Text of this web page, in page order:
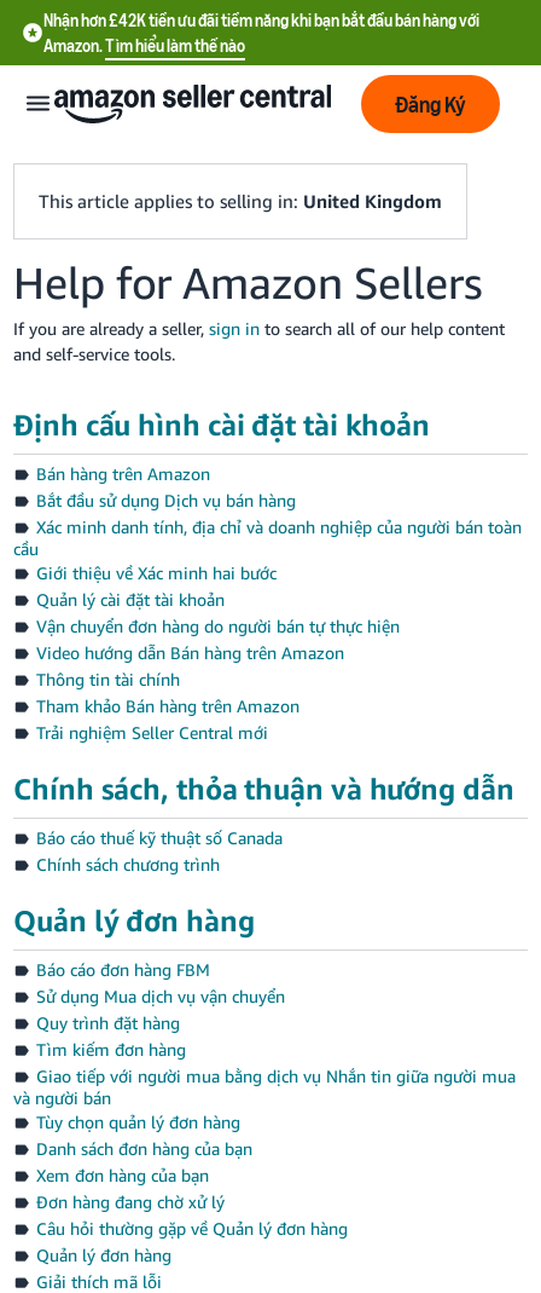
Nhận hơn £42K tiền ưu đãi tiềm năng khi bạn bắt đầu bán hàng với
Amazon.Tìm hiểu làm thế nào
Tiếng
Việt
中
-
CN
中
文
-
TW
Deutsch
- DE
Français
Italiano
- IT
本
語
-
JP
English
- GB
Español
- ES
हिंदी
- IN
Đăng
Đăng
Ký
Đăng Ký
This article applies to selling in: United Kingdom
Help for Amazon Sellers
If you are already a seller,sign in to search all of our help content
and self-service tools.
Định cấu hình cài đặt tài khoản
Bán hàng trên Amazon
Bắt đầu sử dụng Dịch vụ bán hàng
Xác minh danh tính, địa chỉ và doanh nghiệp của người bán toàn
cầu
Giới thiệu về Xác minh hai bước
Quản lý cài đặt tài khoản
Vận chuyển đơn hàng do người bán tự thực hiện
Video hướng dẫn Bán hàng trên Amazon
Thông tin tài chính
Tham khảo Bán hàng trên Amazon
Trải nghiệm Seller Central mới
Chính sách, thỏa thuận và hướng dẫn
Báo cáo thuế kỹ thuật số Canada
Chính sách chương trình
Quản lý đơn hàng
Báo cáo đơn hàng FBM
Sử dụng Mua dịch vụ vận chuyển
Quy trình đặt hàng
Tìm kiếm đơn hàng
Giao tiếp với người mua bằng dịch vụ Nhắn tin giữa người mua
và người bán
Tùy chọn quản lý đơn hàng
Danh sách đơn hàng của bạn
Xem đơn hàng của bạn
Đơn hàng đang chờ xử lý
Câu hỏi thường gặp về Quản lý đơn hàng
Quản lý đơn hàng
Giải thích mã lỗi